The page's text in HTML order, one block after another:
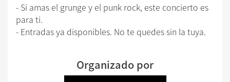
- Si amas el grunge y el punk rock, este concierto es
para ti.
- Entradas ya disponibles. No te quedes sin la tuya.
Organizado por